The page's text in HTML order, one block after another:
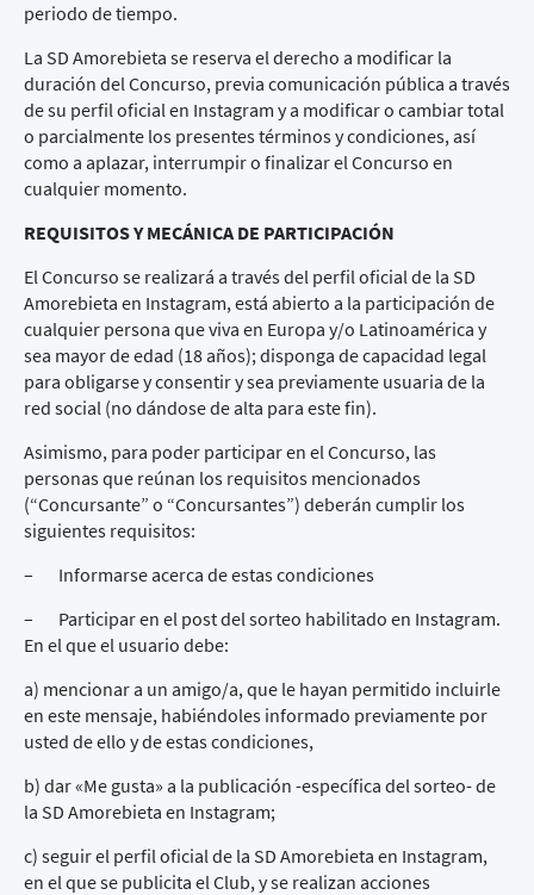
periodo de tiempo.
La SD Amorebieta se reserva el derecho a modificar la
duración del Concurso, previa comunicación pública a través
de su perfil oficial en Instagram y a modificar o cambiar total
o parcialmente los presentes términos y condiciones, así
como a aplazar, interrumpir o finalizar el Concurso en
cualquier momento.
REQUISITOS Y MECÁNICA DE PARTICIPACIÓN
El Concurso se realizará a través del perfil oficial de la SD
Amorebieta en Instagram, está abierto a la participación de
cualquier persona que viva en Europa y/o Latinoamérica y
sea mayor de edad (18 años); disponga de capacidad legal
para obligarse y consentir y sea previamente usuaria de la
red social (no dándose de alta para este fin).
Asimismo, para poder participar en el Concurso, las
personas que reúnan los requisitos mencionados
(“Concursante” o “Concursantes”) deberán cumplir los
siguientes requisitos:
– Informarse acerca de estas condiciones
– Participar en el post del sorteo habilitado en Instagram.
En el que el usuario debe:
a) mencionar a un amigo/a, que le hayan permitido incluirle
en este mensaje, habiéndoles informado previamente por
usted de ello y de estas condiciones,
b) dar «Me gusta» a la publicación -específica del sorteo- de
la SD Amorebieta en Instagram;
c) seguir el perfil oficial de la SD Amorebieta en Instagram,
en el que se publicita el Club, y se realizan acciones